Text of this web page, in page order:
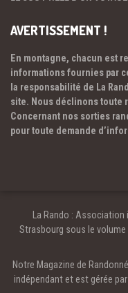
AVERTISSEMENT !
En montagne, chacun est
informations fournies par
la responsabilité de La
site. Nous déclinons toute
Concernant nos sorties
pour toute demande
La Rando :
Strasbourg sous le volume
Notre Magazine de
indépendant et est gérée